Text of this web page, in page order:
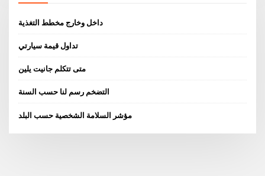
داخل وخارج مخطط التغذية
تداول قيمة سيارتي
متى تتكلم جانيت يلين
التضخم رسم لنا حسب السنة
مؤشر السلامة الشخصية حسب البلد